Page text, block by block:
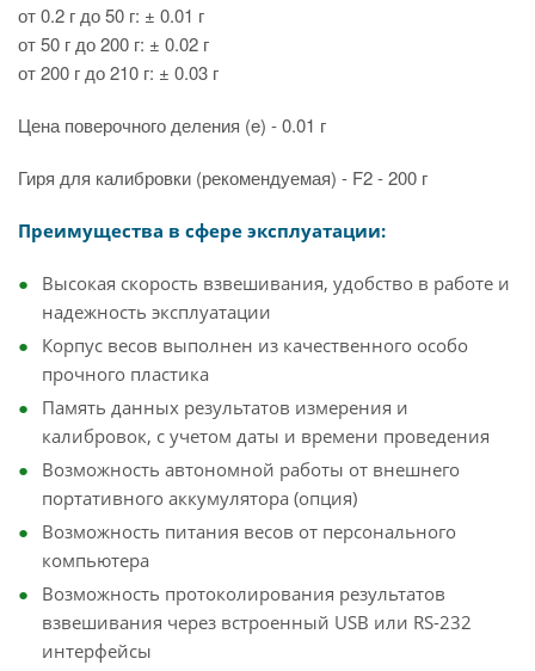
от 0.2 г до 50 г: ± 0.01 г
от 50 г до 200 г: ± 0.02 г
от 200 г до 210 г: ± 0.03 г
Цена поверочного деления (e) - 0.01 г
Гиря для калибровки (рекомендуемая) - F2 - 200 г
Преимущества в сфере эксплуатации:
Высокая скорость взвешивания, удобство в работе и
надежность эксплуатации
Корпус весов выполнен из качественного особо
прочного пластика
Память данных результатов измерения и
калибровок, с учетом даты и времени проведения
Возможность автономной работы от внешнего
портативного аккумулятора (опция)
Возможность питания весов от персонального
компьютера
Возможность протоколирования результатов
взвешивания через встроенный USB или RS-232
интерфейсы